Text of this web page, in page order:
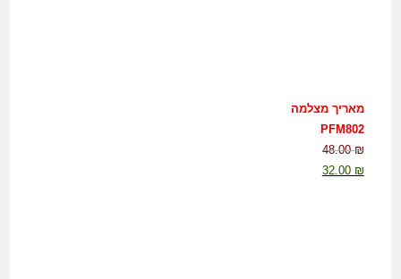
מאריך מצלמה
PFM802
48.00₪
32.00 ₪